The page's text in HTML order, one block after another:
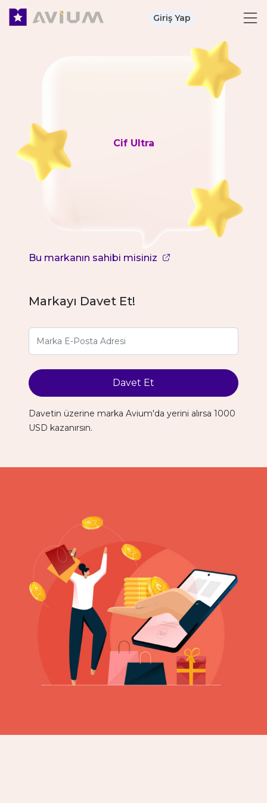
Giriş Yap
Cif Ultra
Bu markanın sahibi misiniz
Markayı Davet Et!
Davet Et
Davetin üzerine marka Avium'da yerini alırsa 1000
USD kazanırsın.